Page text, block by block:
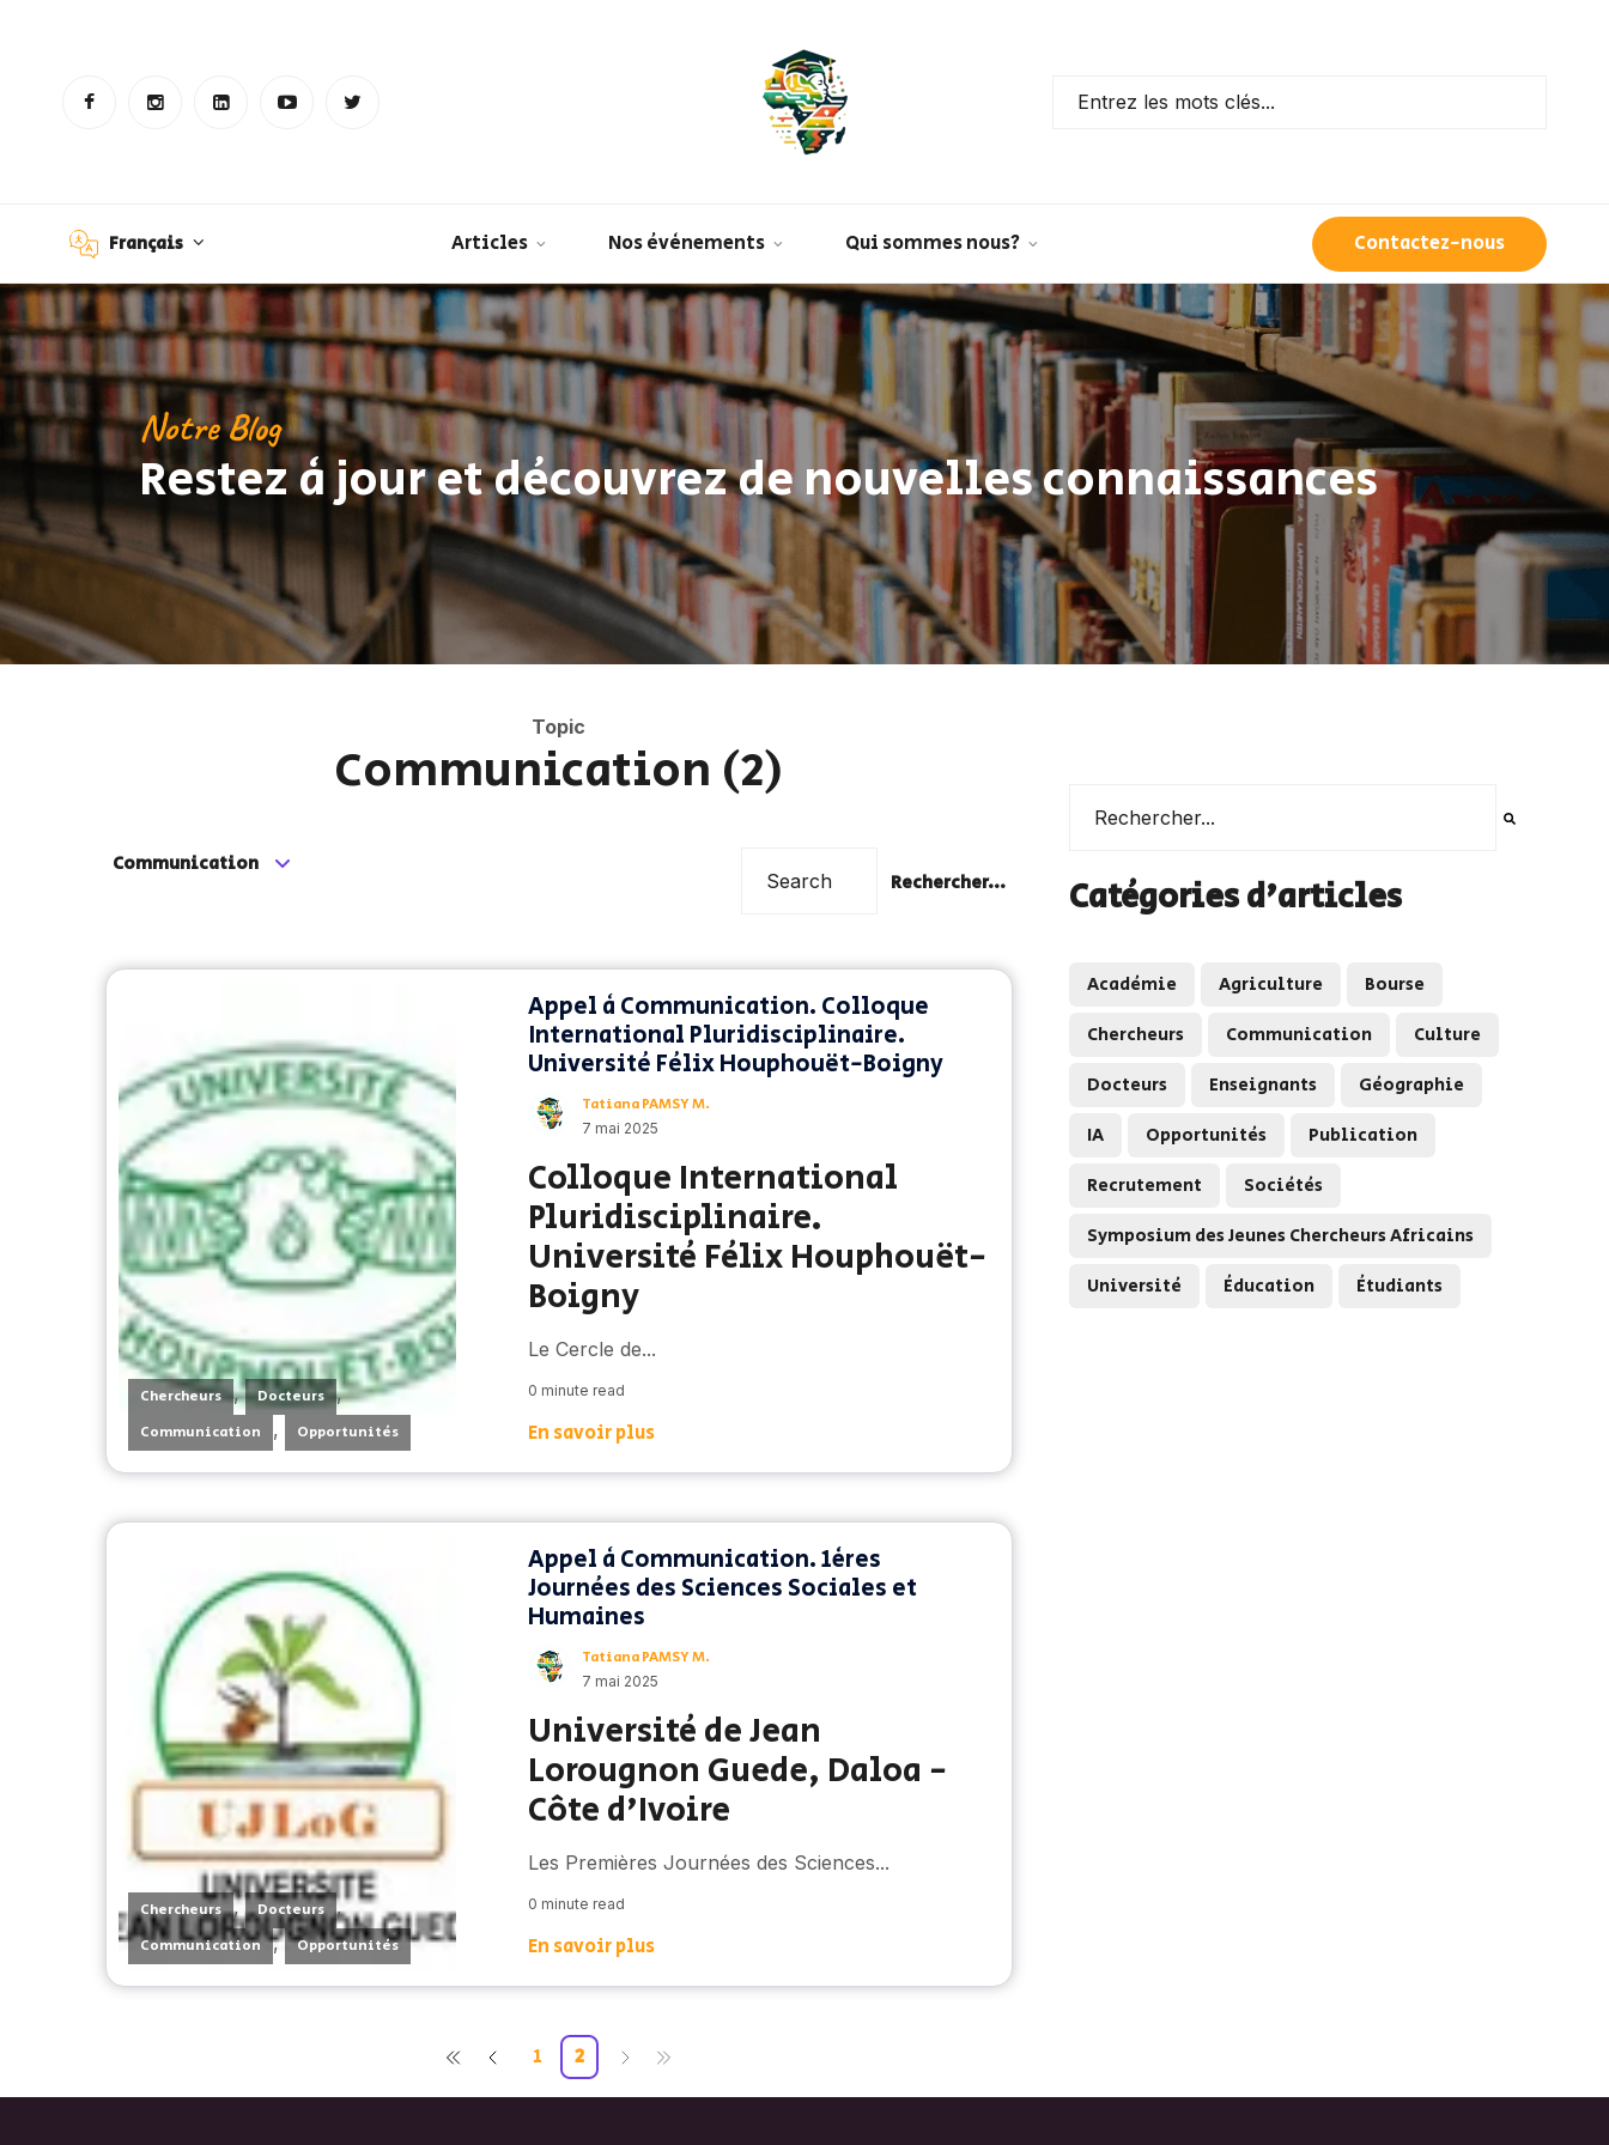
Français Articles Nos évènements Qui sommes nous? Contactez-nous
Notre Blog
Restez à jour et découvrez de nouvelles connaissances
Topic
Communication (2)
Communication
Rechercher...
Chercheurs , Docteurs ,
Communication , Opportunités
Appel à Communication. Colloque
International Pluridisciplinaire.
Université Félix Houphouët-Boigny
Tatiana PAMSY M.
7 mai 2025
Colloque International
Pluridisciplinaire.
Université Félix Houphouët-
Boigny
Le Cercle de...
0 minute read
En savoir plus
Chercheurs , Docteurs ,
Communication , Opportunités
Appel à Communication. 1ères
Journées des Sciences Sociales et
Humaines
Tatiana PAMSY M.
7 mai 2025
Université de Jean
Lorougnon Guede, Daloa -
Côte d'Ivoire
Les Premières Journées des Sciences...
0 minute read
En savoir plus
1 2
Catégories d'articles
Académie Agriculture
Bourse
Chercheurs
Communication
Culture
Docteurs
Enseignants
Géographie
IA
Opportunités
Publication
Recrutement
Sociétés
Symposium des Jeunes Chercheurs Africains
Université
Éducation Étudiants